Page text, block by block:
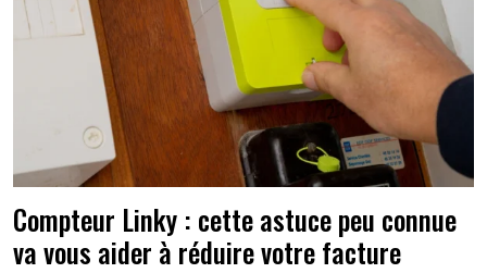
Compteur Linky : cette astuce peu connue
va vous aider à réduire votre facture